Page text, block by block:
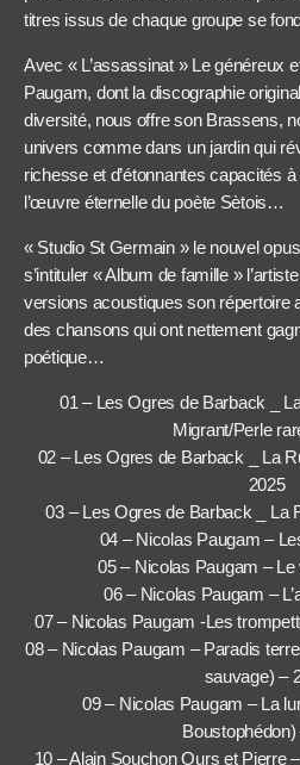
titres issus de chaque groupe se
Avec « L’assassinat » Le généreux
Paugam, dont la discographie
diversité, nous offre son Brassens,
univers comme dans un jardin qui
richesse et d’étonnantes capacités
l’œuvre éternelle du poète Sètois…
« Studio St Germain » le nouvel
s’intituler « Album de famille »
versions acoustiques son répertoire
des chansons qui ont nettement
poétique…
01 – Les Ogres de Barback _
Migrant/Perle
02 – Les Ogres de Barback _ La
2025
03 – Les Ogres de Barback _ La
04 – Nicolas Paugam –
05 – Nicolas Paugam –
06 – Nicolas Paugam –
07 – Nicolas Paugam -Les
08 – Nicolas Paugam – Paradis
sauvage) –
09 – Nicolas Paugam – La
Boustophédon)
10 – Alain Souchon Ours et Pierre